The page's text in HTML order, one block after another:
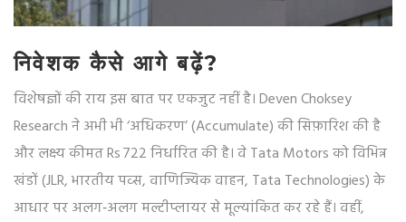
निवेशक कैसे आगे बढ़ें?
विशेषज्ञों की राय इस बात पर एकजुट नहीं है। Deven Choksey
Research ने अभी भी ‘अधिकरण’ (Accumulate) की सिफ़ारिश की है
और लक्ष्य कीमत Rs 722 निर्धारित की है। वे Tata Motors को विभिन्न
खंडों (JLR, भारतीय पव्स, वाणिज्यिक वाहन, Tata Technologies) के
आधार पर अलग‑अलग मल्टीप्लायर से मूल्यांकित कर रहे हैं। वहीं,